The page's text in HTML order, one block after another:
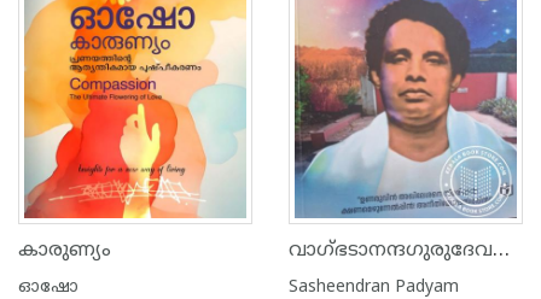
കാരുണ്യം
ഓഷോ
വാഗ്ഭടാനന്ദഗുരുദേവനും ആത്മവിദ്യാസംഘവും
Sasheendran Padyam